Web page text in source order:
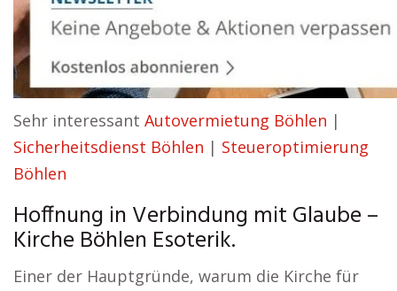
Sehr interessant Autovermietung Böhlen |
Sicherheitsdienst Böhlen | Steueroptimierung
Böhlen
Hoffnung in Verbindung mit Glaube –
Kirche Böhlen Esoterik.
Einer der Hauptgründe, warum die Kirche für